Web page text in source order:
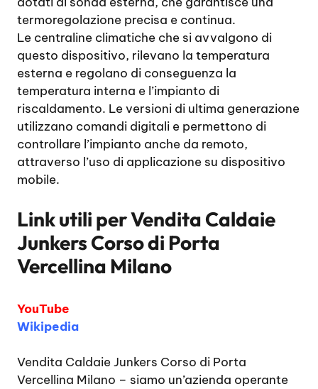
termoregolazione precisa e continua.
Le centraline climatiche che si avvalgono di
questo dispositivo, rilevano la temperatura
esterna e regolano di conseguenza la
temperatura interna e l’impianto di
riscaldamento. Le versioni di ultima generazione
utilizzano comandi digitali e permettono di
controllare l’impianto anche da remoto,
attraverso l’uso di applicazione su dispositivo
mobile.
Link utili perVendita Caldaie
Junkers Corso di Porta
Vercellina Milano
YouTube
Wikipedia
Vendita Caldaie Junkers Corso di Porta
Vercellina Milano – siamo un’azienda operante